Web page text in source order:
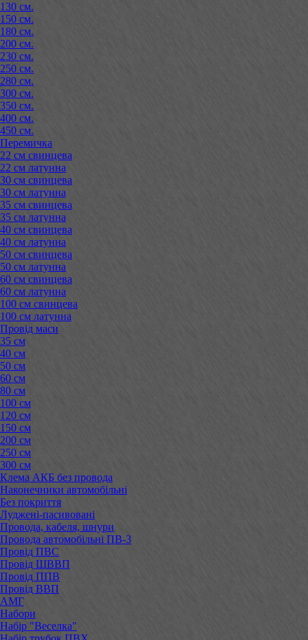
130 см.
150 см.
180 см.
200 см.
230 см.
250 см.
280 см.
300 см.
350 см.
400 см.
450 см.
Перемичка
22 см свинцева
22 см латунна
30 см свинцева
30 см латунна
35 см свинцева
35 см латунна
40 см свинцева
40 см латунна
50 см свинцева
50 см латунна
60 см свинцева
60 см латунна
100 см свинцева
100 см латунна
Провід маси
35 см
40 см
50 см
60 см
80 см
100 см
120 см
150 см
200 см
250 см
300 см
Клема АКБ без провода
Наконечники автомобільні
Без покриття
Луджені-пасивовані
Провода, кабеля, шнури
Провода автомобільні ПВ-3
Провід ПВС
Провід ШВВП
Провід ППВ
Провід ВВП
АМГ
Набори
Набір "Веселка"